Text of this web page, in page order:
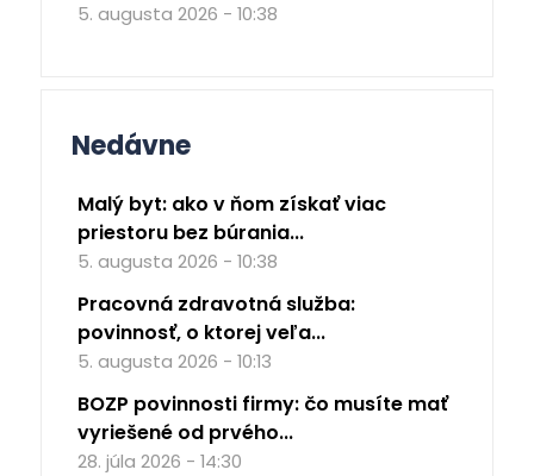
5. augusta 2026 - 10:38
Nedávne
Malý byt: ako v ňom získať viac
priestoru bez búrania...
5. augusta 2026 - 10:38
Pracovná zdravotná služba:
povinnosť, o ktorej veľa...
5. augusta 2026 - 10:13
BOZP povinnosti firmy: čo musíte mať
vyriešené od prvého...
28. júla 2026 - 14:30